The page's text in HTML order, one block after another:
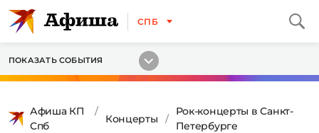
СПБ
ПОКАЗАТЬ СОБЫТИЯ
Афиша КП
Спб
Концерты
Рок-концерты в Санкт-
Петербурге